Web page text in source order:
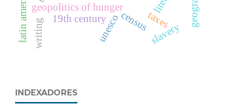
geopolitics of hunger
19th century
latin america censustaxes
unesco slavery
writing
INDEXADORES